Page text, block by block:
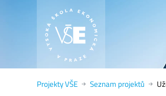
Projekty VŠE Seznam projektů